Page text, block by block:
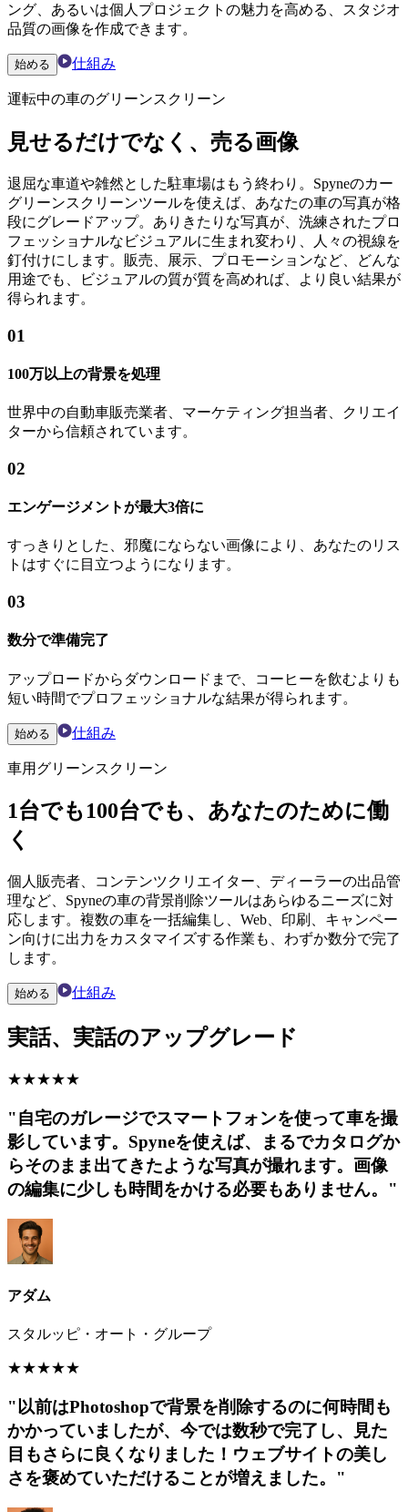
ング、あるいは個人プロジェクトの魅力を高める、スタジオ
品質の画像を作成できます。
始める 仕組み
運転中の車のグリーンスクリーン
見せるだけでなく、売る画像
退屈な車道や雑然とした駐車場はもう終わり。Spyneのカー
グリーンスクリーンツールを使えば、あなたの車の写真が格
段にグレードアップ。ありきたりな写真が、洗練されたプロ
フェッショナルなビジュアルに生まれ変わり、人々の視線を
釘付けにします。販売、展示、プロモーションなど、どんな
用途でも、ビジュアルの質が質を高めれば、より良い結果が
得られます。
01
100万以上の背景を処理
世界中の自動車販売業者、マーケティング担当者、クリエイ
ターから信頼されています。
02
エンゲージメントが最大3倍に
すっきりとした、邪魔にならない画像により、あなたのリス
トはすぐに目立つようになります。
03
数分で準備完了
アップロードからダウンロードまで、コーヒーを飲むよりも
短い時間でプロフェッショナルな結果が得られます。
始める 仕組み
車用グリーンスクリーン
1台でも100台でも、あなたのために働
く
個人販売者、コンテンツクリエイター、ディーラーの出品管
理など、Spyneの車の背景削除ツールはあらゆるニーズに対
応します。複数の車を一括編集し、Web、印刷、キャンペー
ン向けに出力をカスタマイズする作業も、わずか数分で完了
します。
始める 仕組み
実話、実話のアップグレード
★★★★★
"自宅のガレージでスマートフォンを使って車を撮
影しています。Spyneを使えば、まるでカタログか
らそのまま出てきたような写真が撮れます。画像
の編集に少しも時間をかける必要もありません。"
アダム
スタルッピ・オート・グループ
★★★★★
"以前はPhotoshopで背景を削除するのに何時間も
かかっていましたが、今では数秒で完了し、見た
目もさらに良くなりました！ウェブサイトの美し
さを褒めていただけることが増えました。"